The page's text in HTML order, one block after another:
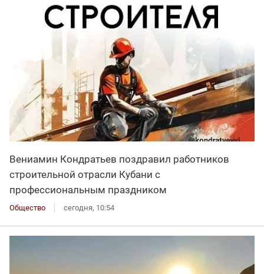
Вениамин Кондратьев поздравил работников
строительной отрасли Кубани с
профессиональным праздником
Общество сегодня, 10:54